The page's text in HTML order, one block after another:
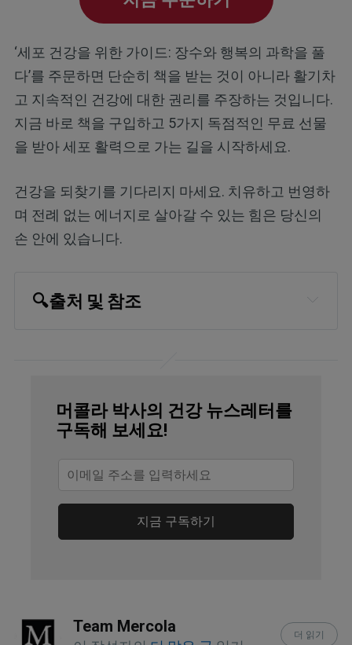
‘세포 건강을 위한 가이드: 장수와 행복의 과학을 풀
다’를 주문하면 단순히 책을 받는 것이 아니라 활기차
고 지속적인 건강에 대한 권리를 주장하는 것입니다.
지금 바로 책을 구입하고 5가지 독점적인 무료 선물
을 받아 세포 활력으로 가는 길을 시작하세요.
건강을 되찾기를 기다리지 마세요. 치유하고 번영하
며 전례 없는 에너지로 살아갈 수 있는 힘은 당신의
손 안에 있습니다.
🔍출처 및 참조
Disease October 2023; 96(1): 215-227
(Archived)
UPI.com December 11, 2023
Neuroscience News December 7,
머콜라 박사의 건강 뉴스레터를
구독해 보세요!
지금 구독하기
Team Mercola 더 읽기